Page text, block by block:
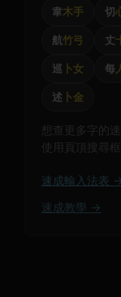
韋木手 切
航竹弓 丈
巡 卜女 每
述 卜金
想查更多字的
使用頁頂搜尋框
速成輸入法表
速成教學 →